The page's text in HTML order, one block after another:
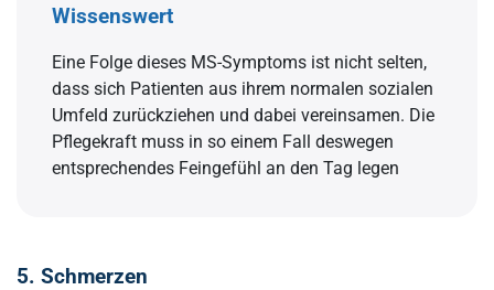
Wissenswert
Eine Folge dieses MS-Symptoms ist nicht selten,
dass sich Patienten aus ihrem normalen sozialen
Umfeld zurückziehen und dabei vereinsamen. Die
Pflegekraft muss in so einem Fall deswegen
entsprechendes Feingefühl an den Tag legen
5. Schmerzen